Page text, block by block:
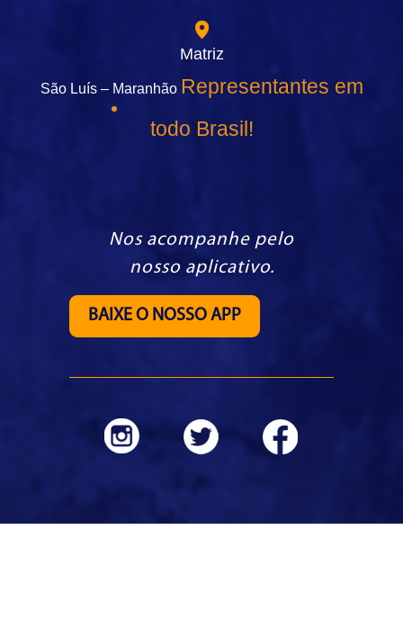
Matriz
São Luís – Maranhão Representantes em
todo Brasil!
Nos acompanhe pelo
nosso aplicativo.
BAIXE O NOSSO APP